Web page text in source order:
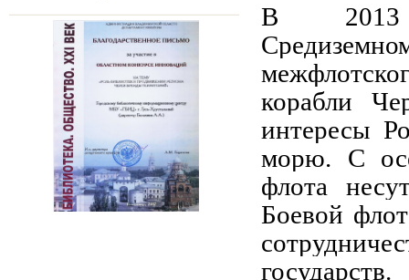
В 2013
корабли
интересы
морю. С
флота
Боевой